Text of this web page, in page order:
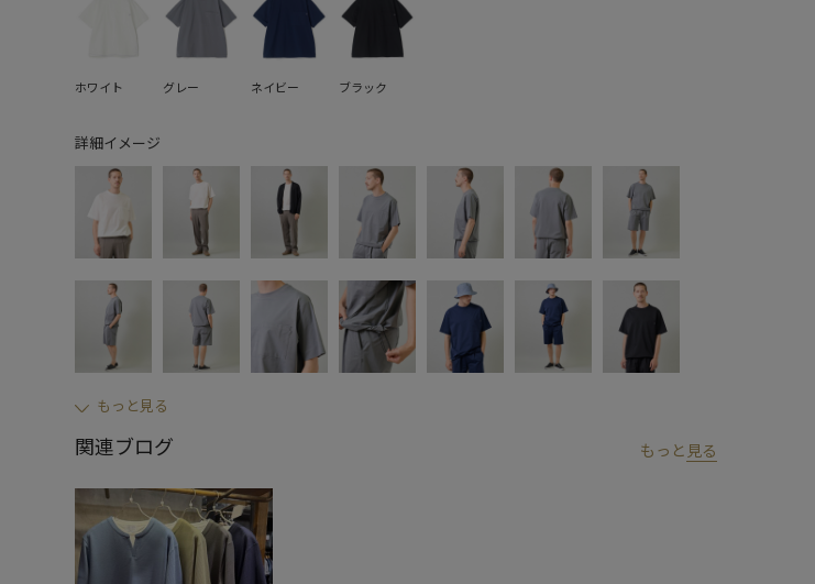
ホワイト グレー ネイビー ブラック
詳細イメージ
もっと見る
関連ブログ もっと 見る